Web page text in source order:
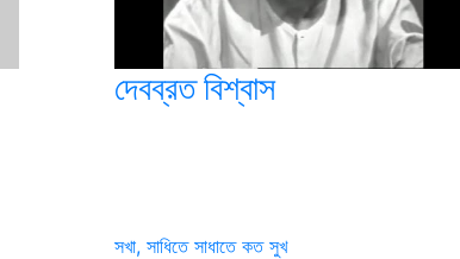
দেবব্রত বিশ্বাস
সখা, সাধিতে সাধাতে কত সুখ